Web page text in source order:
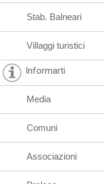
Stab. Balneari
Villaggi turistici
Informarti
Media
Comuni
Associazioni